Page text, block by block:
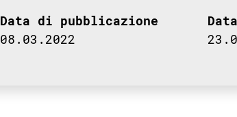
Data di pubblicazione
08.03.2022